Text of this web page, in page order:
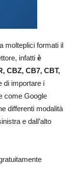
molteplici formati il
infatti è
CBZ, CB7, CBT,
di importare i
come Google
differenti modalità
e dall’alto